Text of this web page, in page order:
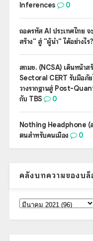
Inferences
0
ถอดรหัส AI ประเทศไทย
สร้าง" สู่ "ผู้นำ" ได้อย่างไร?
สกมช. (NCSA) เดินหน้าสร้
Sectoral CERT รับมือภัย
วางรากฐานสู่ Post-
กับ TBS
0
Nothing Headphone
ตนสำหรับคนเมือง
0
คลังบทความของบล็